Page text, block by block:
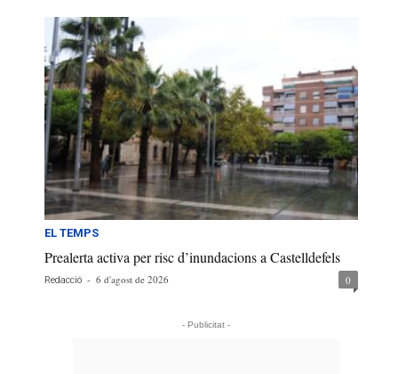
EL TEMPS
Prealerta activa per risc d’inundacions a Castelldefels
Redacció - 6 d'agost de 2026 0
- Publicitat -